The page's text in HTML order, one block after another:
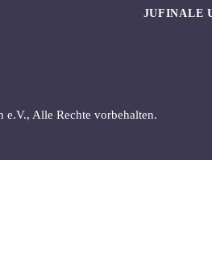
JUFINALE
e.V., Alle Rechte vorbehalten.